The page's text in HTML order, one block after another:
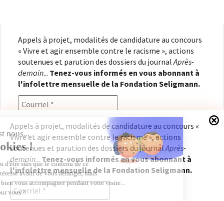
Appels à projet, modalités de candidature au concours
« Vivre et agir ensemble contre le racisme », actions
soutenues et parution des dossiers du journal Après-
demain... Tenez-vous informés en vous abonnant à
l'infolettre mensuelle de la Fondation Seligmann.
En renseignant votre adresse électronique, vous
consentez à recevoir l'infolettre de la Fondation
Seligmann, conformément à notrepolitique de
confidentialité. Il vous sera possible de vous
désabonner à tout moment.
Appels à projet, modalités de candidature au concours «
Vivre et agir ensemble contre le racisme », actions
soutenues et parution des dossiers du journalAprès-
demain... Tenez-vous informés en vous abonnant à
l'infolettre mensuelle de la Fondation Seligmann.